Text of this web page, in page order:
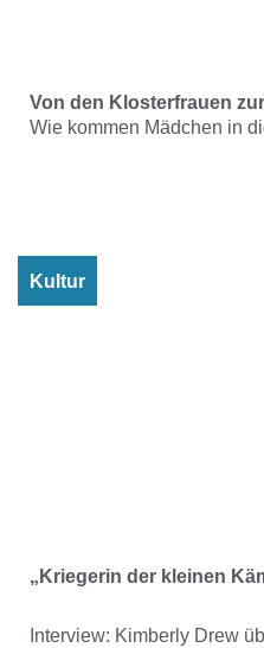
Von den Klosterfrauen
Wie kommen Mädchen in
Kultur
„Kriegerin der kleinen
Interview: Kimberly Drew